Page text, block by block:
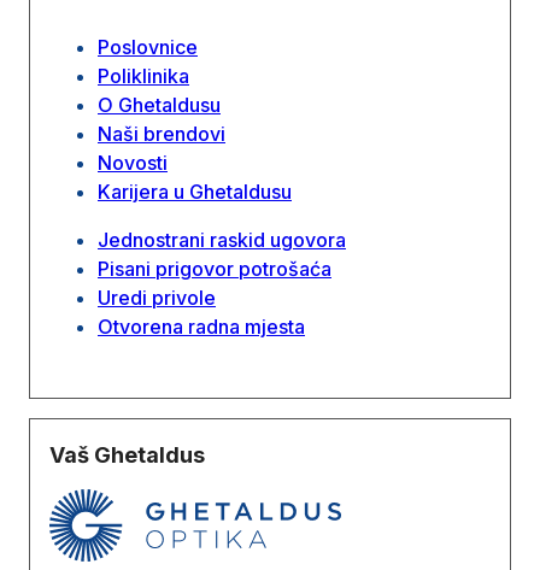
Poslovnice
Poliklinika
O Ghetaldusu
Naši brendovi
Novosti
Karijera u Ghetaldusu
Jednostrani raskid ugovora
Pisani prigovor potrošaća
Uredi privole
Otvorena radna mjesta
Vaš Ghetaldus